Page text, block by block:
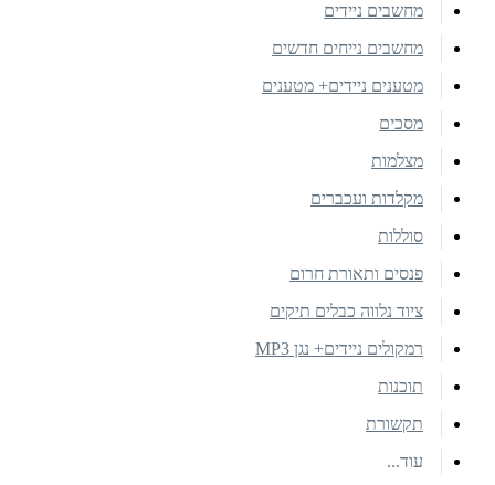
מחשבים ניידים
מחשבים נייחים חדשים
מטענים ניידים+ מטענים
מסכים
מצלמות
מקלדות ועכברים
סוללות
פנסים ותאורת חרום
ציוד נלווה כבלים תיקים
רמקולים ניידים+ נגן MP3
תוכנות
תקשורת
עוד...